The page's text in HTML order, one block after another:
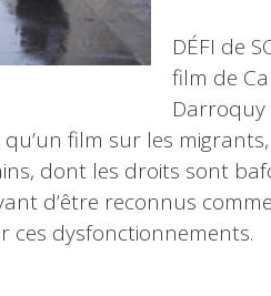
DÉFI de
film de
Darroquy
film sur les
dont les droits sont
d’être reconnus
ces dysfonctionnements.